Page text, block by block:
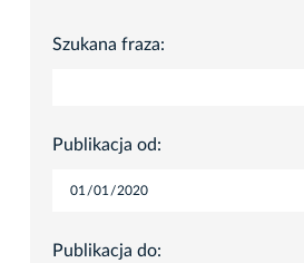
Szukana fraza:
Publikacja od:
Publikacja do: